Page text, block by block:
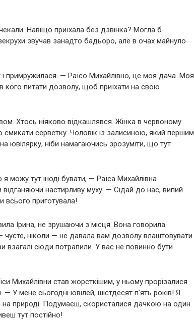
Навіщо приїхала без дзвінка? Могла б
звучав занадто бадьоро, але в очах майнуло
примружилася. — Раїсо Михайлівно, це моя дача. Моя
кого питати дозволу, щоб приїхати на свою
Хтось ніяково відкашлявся. Жінка в червоному
смикати серветку. Чоловік із залисиною, який першим
ювілярку, ніби намагаючись зрозуміти, що тут
тут іноді бувати, — Раїса Михайлівна
настирливу муху. — Сідай до нас, випий
всього приготувала!
Ірина, не зрушаючи з місця. Вона говорила
чуєте, ніколи — не давала вам дозволу влаштовувати
взагалі сюди потрапили. У вас не повинно бути
Михайлівни став жорсткішим, у ньому прорізалися
У мене сьогодні ювілей, шістдесят п’ять років! Я
на природі. Подумаєш, скористалися дачкою на один
тут постійно!